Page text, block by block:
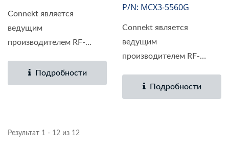
Connekt является
ведущим
производителем RF-
Подробности
P/N: MCX3-5560G
Connekt является
ведущим
производителем RF-
Подробности
Результат 1 - 12 из 12